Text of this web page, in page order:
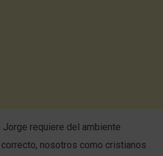
requiere del ambiente
nosotros como cristianos